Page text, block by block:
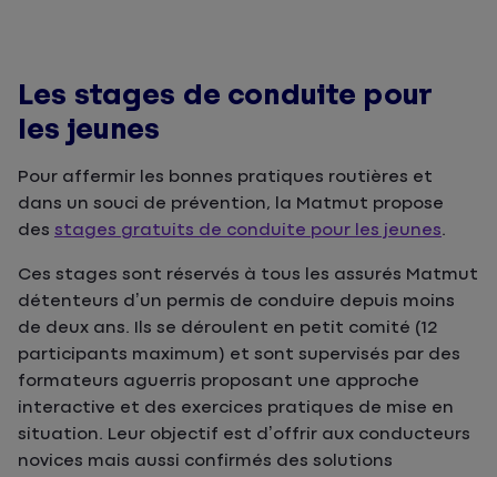
Les stages de conduite pour
les jeunes
Pour affermir les bonnes pratiques routières et
dans un souci de prévention, la Matmut propose
des stages gratuits de conduite pour les jeunes.
Ces stages sont réservés à tous les assurés Matmut
détenteurs d’un permis de conduire depuis moins
de deux ans. Ils se déroulent en petit comité (12
participants maximum) et sont supervisés par des
formateurs aguerris proposant une approche
interactive et des exercices pratiques de mise en
situation. Leur objectif est d’offrir aux conducteurs
novices mais aussi confirmés des solutions